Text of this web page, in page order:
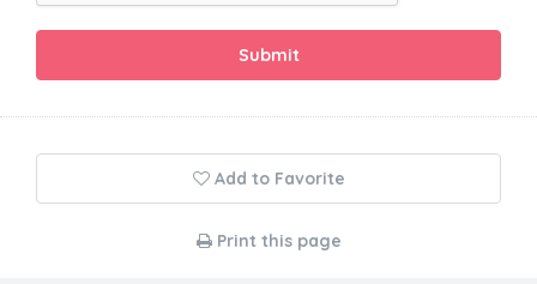
Submit
Add to Favorite
Print this page